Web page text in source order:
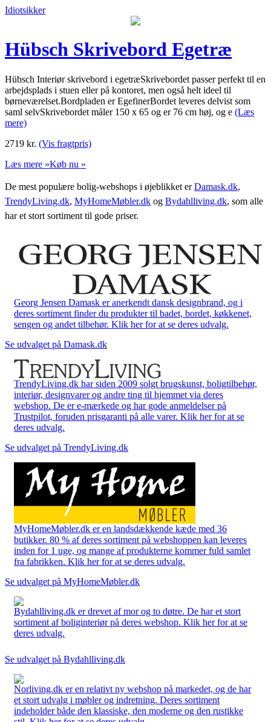
Idiotsikker
Hübsch Skrivebord Egetræ
Hübsch Interiør skrivebord i egetræSkrivebordet passer perfekt til en
arbejdsplads i stuen eller på kontoret, men også helt ideel til
børneværelset.Bordpladen er EgefinerBordet leveres delvist som
saml selvSkrivebordet måler 150 x 65 og er 76 cm høj, og e (Læs
mere)
2719 kr. (Vis fragtpris)
Læs mere »Køb nu »
De mest populære bolig-webshops i øjeblikket erDamask.dk,
TrendyLiving.dk, MyHomeMøbler.dk og Bydahlliving.dk, som alle
har et stort sortiment til gode priser.
Georg Jensen Damask er anerkendt dansk designbrand, og i
deres sortiment finder du produkter til badet, bordet, køkkenet,
sengen og andet tilbehør. Klik her for at se deres udvalg.
Se udvalget på Damask.dk
TrendyLiving.dk har siden 2009 solgt brugskunst, boligtilbehør,
interiør, designvarer og andre ting til hjemmet via deres
webshop. De er e-mærkede og har gode anmeldelser på
Trustpilot, foruden prisgaranti på alle varer. Klik her for at se
deres udvalg.
Se udvalget på TrendyLiving.dk
MyHomeMøbler.dk er en landsdækkende kæde med 36
butikker. 80 % af deres sortiment på webshoppen kan leveres
inden for 1 uge, og mange af produkterne kommer fuld samlet
fra fabrikken. Klik her for at se deres udvalg.
Se udvalget på MyHomeMøbler.dk
Bydahlliving.dk er drevet af mor og to døtre. De har et stort
sortiment af boliginteriør på deres webshop. Klik her for at se
deres udvalg.
Se udvalget på Bydahlliving.dk
Norliving.dk er en relativt ny webshop på markedet, og de har
et stort udvalg i møbler og indretning. Deres sortiment
indeholder både den klassiske, den moderne og den rustikke